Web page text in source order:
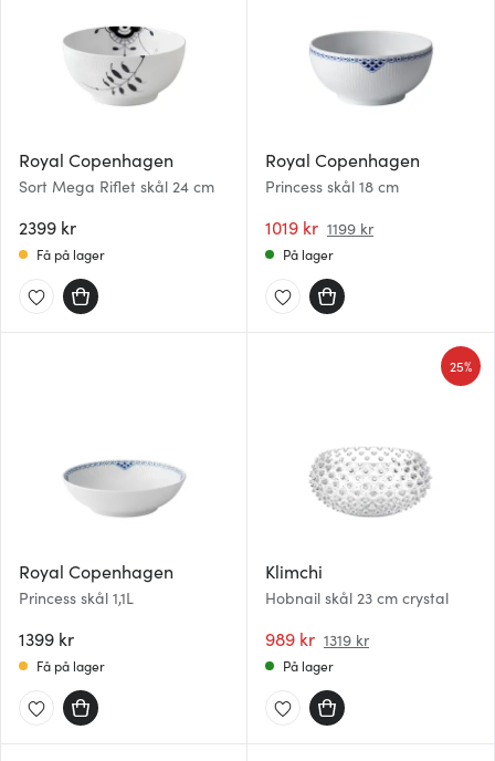
Royal Copenhagen
Sort Mega Riflet skål 24 cm
2399 kr
Få på lager
Royal Copenhagen
Princess skål 18 cm
1019 kr 1199 kr
På lager
Royal Copenhagen
Princess skål 1,1L
1399 kr
Få på lager
Klimchi
Hobnail skål 23 cm crystal
989 kr 1319 kr
25%
På lager